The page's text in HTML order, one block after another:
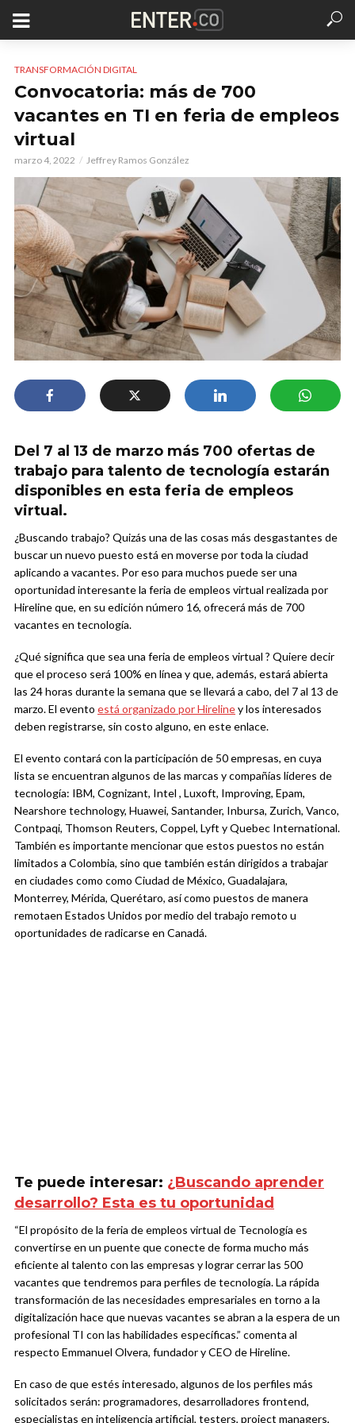
TRANSFORMACIÓN DIGITAL
Convocatoria: más de 700
vacantes en TI en feria de empleos
virtual
marzo 4, 2022 Jeffrey Ramos González
Del 7 al 13 de marzo más 700 ofertas de
trabajo para talento de tecnología estarán
disponibles en esta feria de empleos
virtual.
¿Buscando trabajo? Quizás una de las cosas más desgastantes de
buscar un nuevo puesto está en moverse por toda la ciudad
aplicando a vacantes. Por eso para muchos puede ser una
oportunidad interesante la feria de empleos virtual realizada por
Hireline que, en su edición número 16, ofrecerá más de 700
vacantes en tecnología.
¿Qué significa que sea una feria de empleos virtual ? Quiere decir
que el proceso será 100% en línea y que, además, estará abierta
las 24 horas durante la semana que se llevará a cabo, del 7 al 13 de
marzo. El evento está organizado por Hireliney los interesados
deben registrarse, sin costo alguno, en este enlace.
El evento contará con la participación de 50 empresas, en cuya
lista se encuentran algunos de las marcas y compañías líderes de
tecnología: IBM, Cognizant, Intel , Luxoft, Improving, Epam,
Nearshore technology, Huawei, Santander, Inbursa, Zurich, Vanco,
Contpaqi, Thomson Reuters, Coppel, Lyft y Quebec International.
También es importante mencionar que estos puestos no están
limitados a Colombia, sino que también están dirigidos a trabajar
en ciudades como como Ciudad de México, Guadalajara,
Monterrey, Mérida, Querétaro, así como puestos de manera
remotaen Estados Unidos por medio del trabajo remoto u
oportunidades de radicarse en Canadá.
Te puede interesar: ¿Buscando aprender
desarrollo? Esta es tu oportunidad
“El propósito de la feria de empleos virtual de Tecnología es
convertirse en un puente que conecte de forma mucho más
eficiente al talento con las empresas y lograr cerrar las 500
vacantes que tendremos para perfiles de tecnología. La rápida
transformación de las necesidades empresariales en torno a la
digitalización hace que nuevas vacantes se abran a la espera de un
profesional TI con las habilidades específicas.” comenta al
respecto Emmanuel Olvera, fundador y CEO de Hireline.
En caso de que estés interesado, algunos de los perfiles más
solicitados serán: programadores, desarrolladores frontend,
especialistas en inteligencia artificial, testers, project managers,